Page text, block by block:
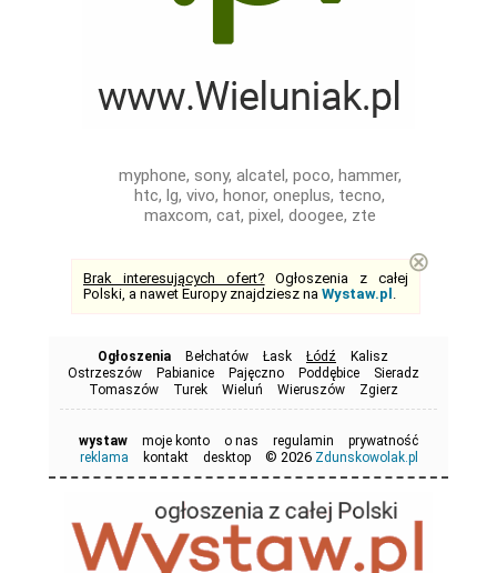
myphone, sony, alcatel, poco, hammer,
htc, lg, vivo, honor, oneplus, tecno,
maxcom, cat, pixel, doogee, zte
Brak interesujących ofert? Ogłoszenia z całej
Polski, a nawet Europy znajdziesz na Wystaw.pl .
⊗
Ogłoszenia Bełchatów Łask Łódź
Kalisz
Ostrzeszów
Pabianice Pajęczno Poddębice
Sieradz
Tomaszów
Turek Wieluń Wieruszów Zgierz
wystaw moje konto o nas regulamin
prywatność
reklama
kontakt desktop © 2026 Zdunskowolak.pl